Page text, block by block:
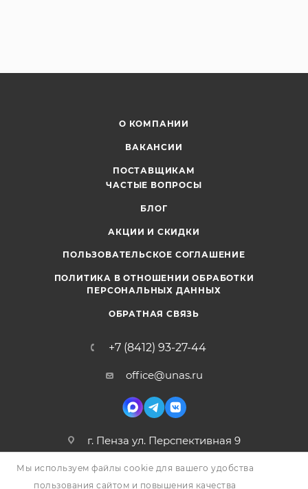
О КОМПАНИИ
ВАКАНСИИ
ПОСТАВЩИКАМ
ЧАСТЫЕ ВОПРОСЫ
БЛОГ
АКЦИИ И СКИДКИ
ПОЛЬЗОВАТЕЛЬСКОЕ СОГЛАШЕНИЕ
ПОЛИТИКА В ОТНОШЕНИИ ОБРАБОТКИ
ПЕРСОНАЛЬНЫХ ДАННЫХ
ОБРАТНАЯ СВЯЗЬ
+7 (8412) 93-27-44
office@unas.ru
г. Пенза ул. Перспективная 9
Мы используем файлы cookie для вашего удобства
пользования сайтом и повышения качества